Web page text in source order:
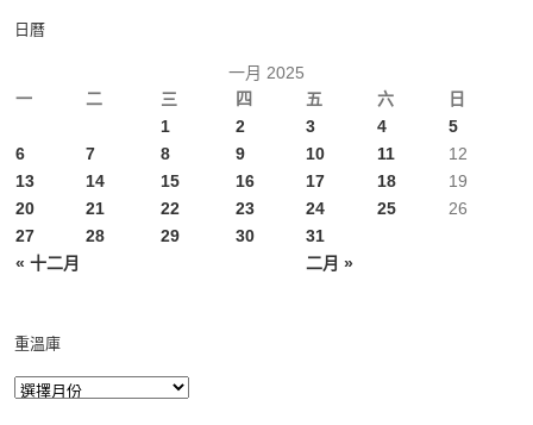
日曆
一月 2025
一
二 三 四 五 六 日
« 十二月 二月 »
1 2 3 4
5
6
7 8 9 10 11
12
13
14 15 16 17 18
19
20
21 22 23 24 25
26
27
28 29 30 31
重溫庫